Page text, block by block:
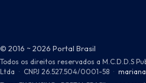
© 2016 ~ 2026 Portal Brasil
Todos os direitos reservados a M.C.D.D.S
Ltda · CNPJ 26.527.504/0001-58 ·